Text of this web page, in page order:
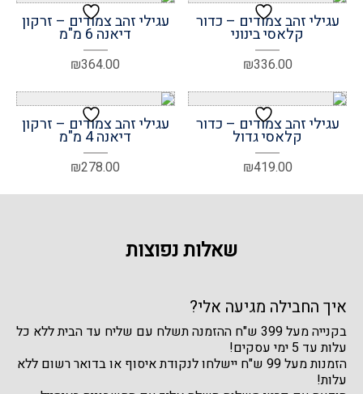
עגילי זהב צמודים – כדור
קלאסי בינוני
₪336.00
עגילי זהב צמודים – זרקון
דיאנה 6 מ"מ
₪364.00
עגילי זהב צמודים – כדור
קלאסי גדול
₪419.00
עגילי זהב צמודים – זרקון
דיאנה 4 מ"מ
₪278.00
שאלות נפוצות
איך החבילה מגיעה אלי?
בקנייה מעל 399 ש"ח ההזמנה תשלח עם שליח עד הבית ללא כל
עלות עד 5 ימי עסקים!
הזמנות מעל 99 ש"ח יישלחו לנקודת איסוף או בדואר רשום ללא
עלות!